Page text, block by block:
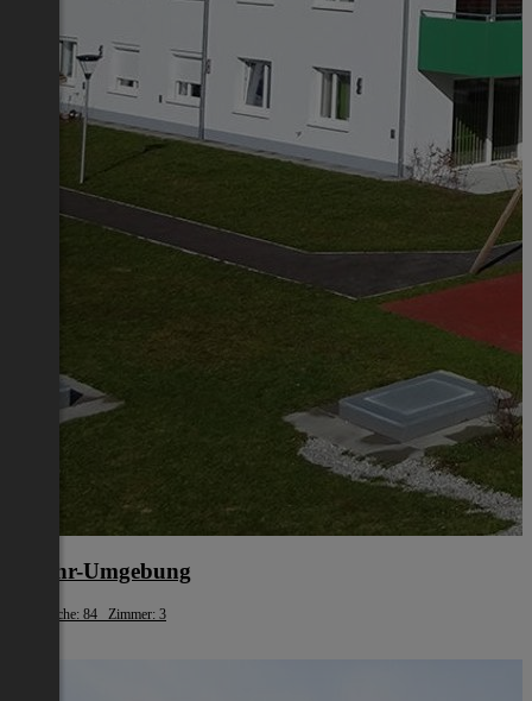
Urfahr-Umgebung
Wohnfläche: 84 Zimmer: 3